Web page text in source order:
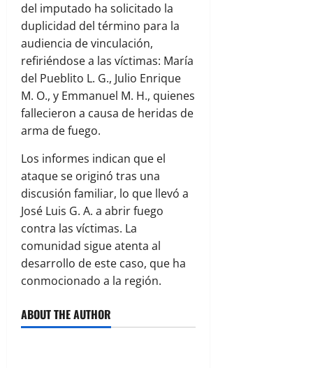
del imputado ha solicitado la
duplicidad del término para la
audiencia de vinculación,
refiriéndose a las víctimas: María
del Pueblito L. G., Julio Enrique
M. O., y Emmanuel M. H., quienes
fallecieron a causa de heridas de
arma de fuego.
Los informes indican que el
ataque se originó tras una
discusión familiar, lo que llevó a
José Luis G. A. a abrir fuego
contra las víctimas. La
comunidad sigue atenta al
desarrollo de este caso, que ha
conmocionado a la región.
ABOUT THE AUTHOR